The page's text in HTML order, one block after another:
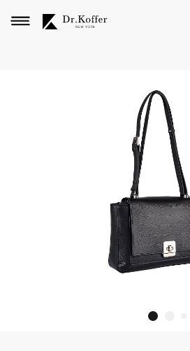
Дорожная
Мужская
Женская
Подарки и
Подарочные
Dr.Koffer Outlet